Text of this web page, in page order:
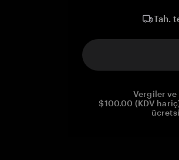
Tah.
Vergiler
$100.00 (KDV